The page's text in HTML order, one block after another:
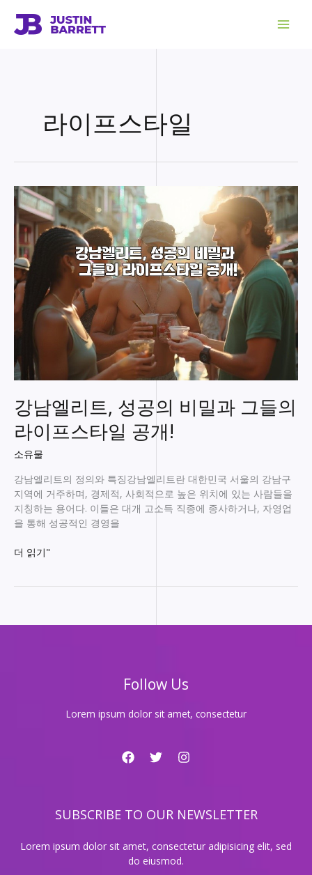
라이프스타일
강남엘리트, 성공의 비밀과 그들의
라이프스타일 공개!
소유물
강남엘리트의 정의와 특징강남엘리트란 대한민국 서울의 강남구
지역에 거주하며, 경제적, 사회적으로 높은 위치에 있는 사람들을
지칭하는 용어다. 이들은 대개 고소득 직종에 종사하거나, 자영업
을 통해 성공적인 경영을
강
성
공
더 읽기"
Follow Us
Lorem ipsum dolor sit amet, consectetur
SUBSCRIBE TO OUR NEWSLETTER
Lorem ipsum dolor sit amet, consectetur adipisicing elit, sed
do eiusmod.